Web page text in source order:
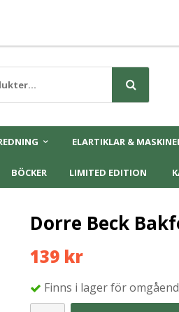
ELARTIKLAR &
BÖCKER LIMITED EDITION
Dorre Beck
139 kr
Finns i lager för